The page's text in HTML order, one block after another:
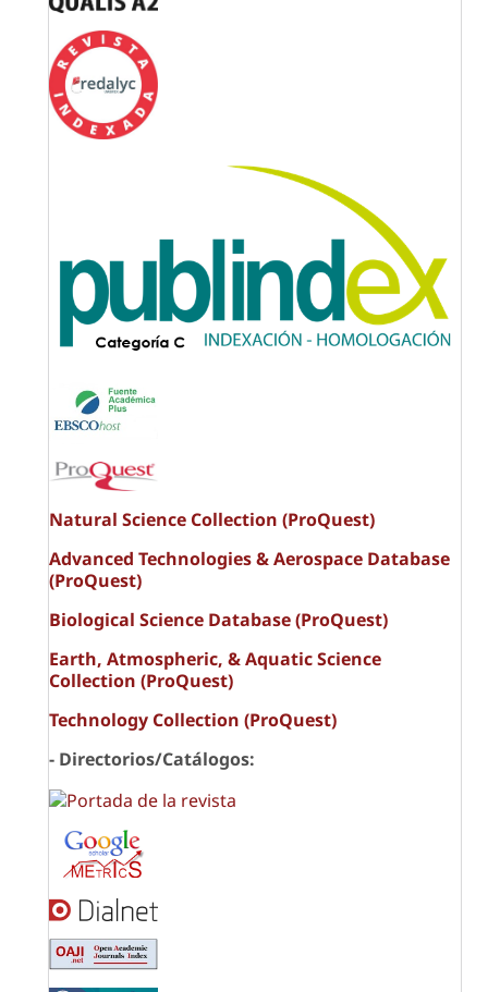
Natural Science Collection (ProQuest)
Advanced Technologies & Aerospace Database
(ProQuest)
Biological Science Database (ProQuest)
Earth, Atmospheric, & Aquatic Science
Collection (ProQuest)
Technology Collection (ProQuest)
- Directorios/Catálogos: